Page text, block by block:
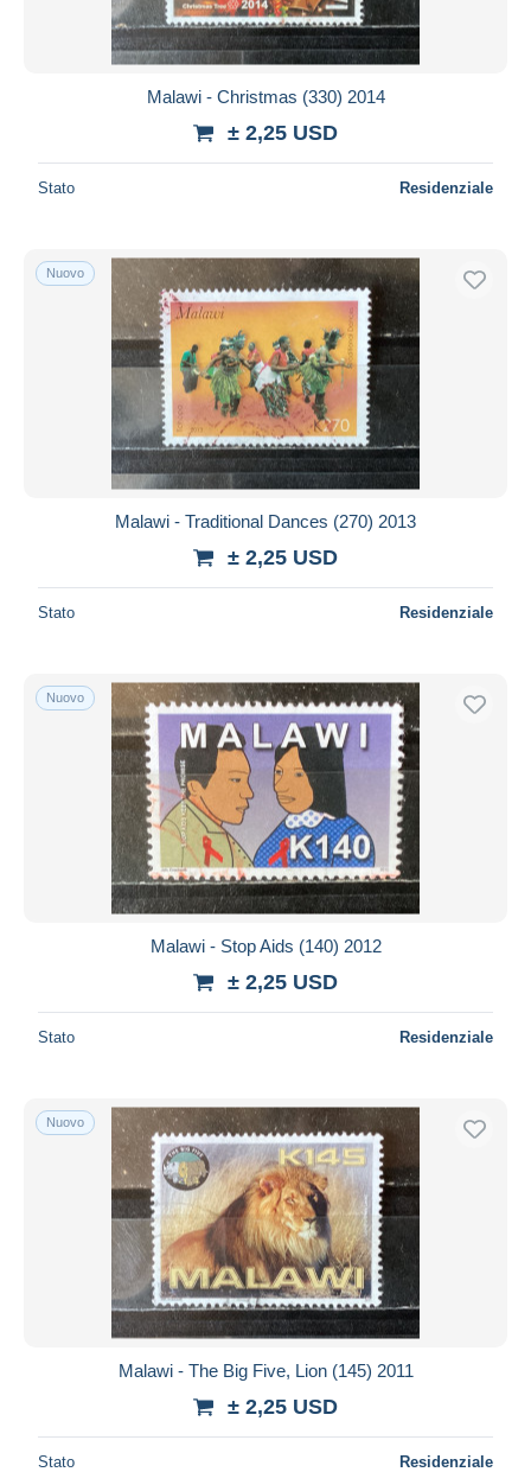
Malawi - Christmas (330) 2014
± 2,25 USD
Stato Residenziale
Nuovo
Malawi - Traditional Dances (270) 2013
± 2,25 USD
Stato Residenziale
Nuovo
Malawi - Stop Aids (140) 2012
± 2,25 USD
Stato Residenziale
Nuovo
Malawi - The Big Five, Lion (145) 2011
± 2,25 USD
Stato Residenziale